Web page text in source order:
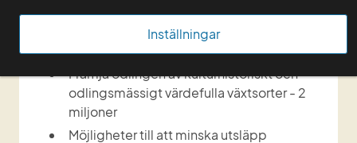
Inställningar
samarbetsprojekt inom bland annat:
Främja odlingen av kulturhistoriskt och
odlingsmässigt värdefulla växtsorter - 2
miljoner
Möjligheter till att minska utsläpp